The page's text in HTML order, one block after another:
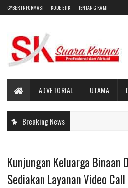
CYBER INFORMASI KODE ETIK TENTANG KAMI
ADVETORIAL UTAMA
Breaking News
Kunjungan Keluarga Binaan
Sediakan Layanan Video Call